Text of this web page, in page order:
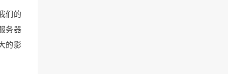
们的
务器
的影